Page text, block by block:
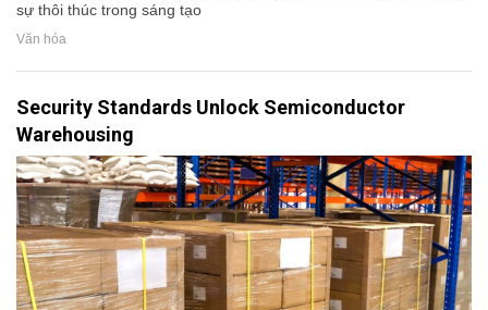
sự thôi thúc trong sáng tạo
Văn hóa
Security Standards Unlock Semiconductor
Warehousing